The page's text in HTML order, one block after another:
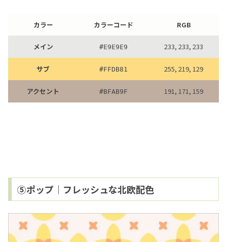
カラー カラーコード RGB
メイン #E9E9E9 233, 233, 233
サブ #FFDB81 255, 219, 129
アクセント #BFAB9F 191, 171, 159
⑤ポップ｜フレッシュな北欧配色